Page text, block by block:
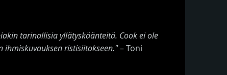
tarinallisia yllätyskäänteitä. Cook ei ole
ristisiitokseen."– Toni